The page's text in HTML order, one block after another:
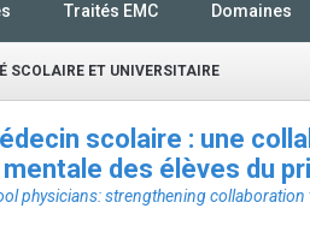
Traités EMC Domaines
SCOLAIRE ET UNIVERSITAIRE
scolaire : une
des élèves du
physicians: strengthening